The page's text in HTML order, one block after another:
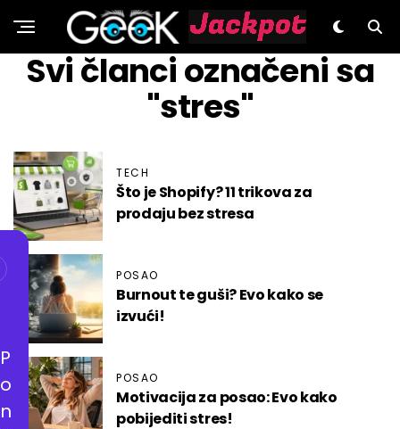
GeeK.hr
Svi članci označeni sa
"stres"
TECH
Što je Shopify? 11 trikova za
prodaju bez stresa
POSAO
Burnout te guši? Evo kako se
izvući!
POSAO
Motivacija za posao: Evo kako
pobijediti stres!
P
o
n